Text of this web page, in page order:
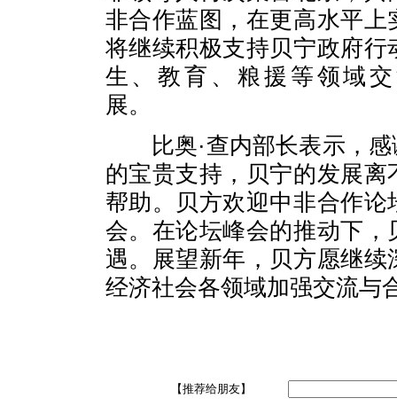
非合作蓝图，在更高水平
将继续积极支持贝宁政府
生、教育、粮援等领域
展。
比奥·查内部长表示，
的宝贵支持，贝宁的发展
帮助。贝方欢迎中非合作
会。在论坛峰会的推动下
遇。展望新年，贝方愿继
经济社会各领域加强交流与
【推荐给朋友】